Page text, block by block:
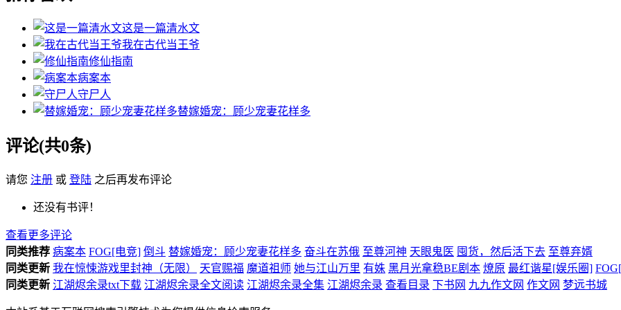
这是一篇清水文
我在古代当王爷
修仙指南
病案本
守尸人
替嫁婚宠：顾少宠妻花样多
评论(共0条)
请您 注册 或 登陆 之后再发布评论
还没有书评！
查看更多评论
同类推荐 病案本 FOG[电竞] 倒斗 替嫁婚宠：顾少宠妻花样多 奋斗在苏俄 至尊河神 天眼鬼医 囤货，然后活下去 至尊弃婿
同类更新 我在惊悚游戏里封神（无限） 天官赐福 魔道祖师 她与江山万里 有姝 黑月光拿稳BE剧本 燎原 最红谐星[娱乐圈]
同类更新 江湖烬余录txt下载 江湖烬余录全文阅读 江湖烬余录全集 江湖烬余录 查看目录 下书网 九九作文网 作文网 梦远书城